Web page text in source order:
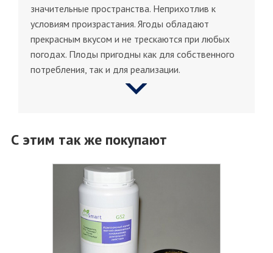
значительные пространства. Неприхотлив к
условиям произрастания. Ягоды обладают
прекрасным вкусом и не трескаются при любых
погодах. Плоды пригодны как для собственного
потребления, так и для реализации.
С этим так же покупают